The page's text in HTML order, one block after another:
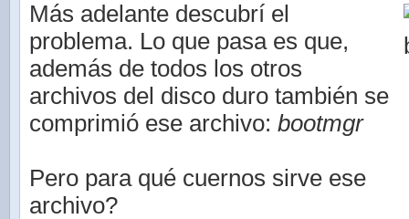
Más adelante descubrí el
problema. Lo que pasa es que,
además de todos los otros
archivos del disco duro también se
comprimió ese archivo: bootmgr
Pero para qué cuernos sirve ese
archivo?